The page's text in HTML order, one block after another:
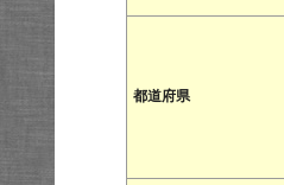
都道府県